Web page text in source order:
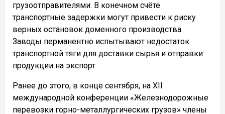
грузоотправителями. В конечном счёте
транспортные задержки могут привести к риску
верных остановок доменного производства.
Заводы перманентно испытывают недостаток
транспортной тяги для доставки сырья и отправки
продукции на экспорт.
Ранее до этого, в конце сентября, на XII
международной конференции «Железнодорожные
перевозки горно-металлургических грузов» члены